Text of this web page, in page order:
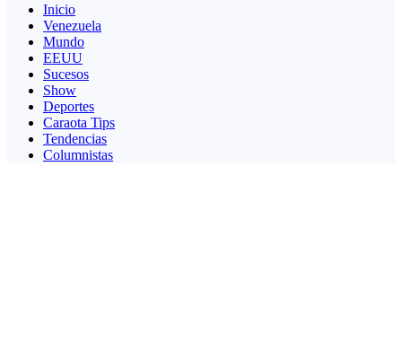
Inicio
Venezuela
Mundo
EEUU
Sucesos
Show
Deportes
Caraota Tips
Tendencias
Columnistas